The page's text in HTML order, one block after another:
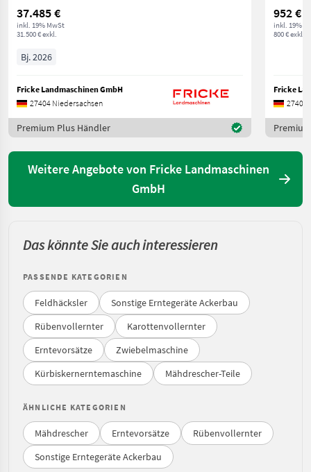
37.485 €
inkl. 19% MwSt
31.500 € exkl.
Bj. 2026
Fricke Landmaschinen GmbH
27404 Niedersachsen
Premium Plus Händler
952 €
inkl. 19%
800 € exkl.
Fricke
27404
Weitere Angebote von Fricke Landmaschinen
GmbH
Das könnte Sie auch interessieren
PASSENDE KATEGORIEN
Feldhäcksler
Sonstige Erntegeräte Ackerbau
Rübenvollernter
Karottenvollernter
Erntevorsätze
Zwiebelmaschine
Kürbiskernerntemaschine
Mähdrescher-Teile
ÄHNLICHE KATEGORIEN
Mähdrescher Erntevorsätze
Rübenvollernter
Sonstige Erntegeräte Ackerbau